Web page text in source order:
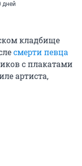
дней
кладбище
смерти певца
с плакатами
артиста,